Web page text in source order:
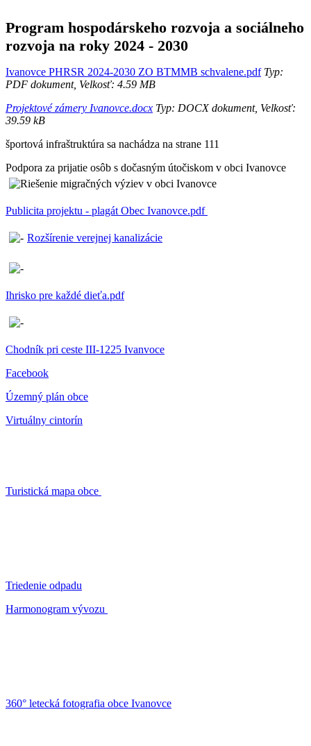
Program hospodárskeho rozvoja a sociálneho
rozvoja na roky 2024 - 2030
Ivanovce PHRSR 2024-2030 ZO BTMMB schvalene.pdfTyp:
PDF dokument, Velkosť: 4.59 MB
Projektové zámery Ivanovce.docx Typ: DOCX dokument, Velkosť:
39.59 kB
športová infraštruktúra sa nachádza na strane 111
Podpora za prijatie osôb s dočasným útočiskom v obci Ivanovce
Publicita projektu - plagát Obec Ivanovce.pdf
Rozšírenie verejnej kanalizácie
Ihrisko pre každé dieťa.pdf
Chodník pri ceste III-1225 Ivanvoce
Facebook
Územný plán obce
Virtuálny cintorín
Turistická mapa obce
Triedenie odpadu
Harmonogram vývozu
360° letecká fotografia obce Ivanovce